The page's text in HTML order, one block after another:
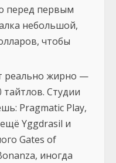
перед первым
небольшой,
чтобы
реально жирно —
тайтлов. Студии
Pragmatic Play,
ещё Yggdrasil и
Gates of
иногда